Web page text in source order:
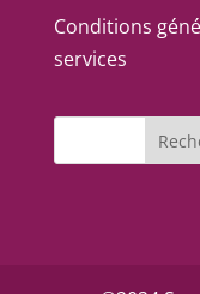
Conditions
services